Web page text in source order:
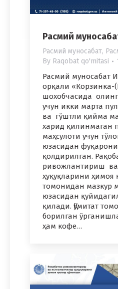
Расмий
Расмий муносабат,
By Raqobat qo'mitasi
Расмий муносабат
орқали «Корзинка-
шохобчасида
учун икки марта
ва гўштли қийма
харид қилинмаган
маҳсулоти учун
юзасидан
қолдирилган.
ривожлантириш ва
ҳуқуқларини ҳимоя
томонидан мазкур
юзасидан
қилади. Қўмитат
борилган
ҳам кофе…